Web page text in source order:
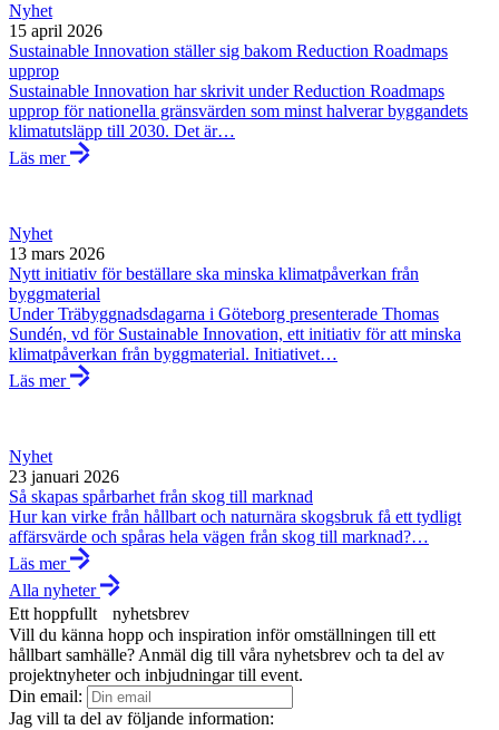
Nyhet
15 april 2026
Sustainable Innovation ställer sig bakom Reduction Roadmaps
upprop
Sustainable Innovation har skrivit under Reduction Roadmaps
upprop för nationella gränsvärden som minst halverar byggandets
klimatutsläpp till 2030. Det är…
Läs mer
Nyhet
13 mars 2026
Nytt initiativ för beställare ska minska klimatpåverkan från
byggmaterial
Under Träbyggnadsdagarna i Göteborg presenterade Thomas
Sundén, vd för Sustainable Innovation, ett initiativ för att minska
klimatpåverkan från byggmaterial. Initiativet…
Läs mer
Nyhet
23 januari 2026
Så skapas spårbarhet från skog till marknad
Hur kan virke från hållbart och naturnära skogsbruk få ett tydligt
affärsvärde och spåras hela vägen från skog till marknad?…
Läs mer
Alla nyheter
Ett hoppfullt nyhetsbrev
Vill du känna hopp och inspiration inför omställningen till ett
hållbart samhälle? Anmäl dig till våra nyhetsbrev och ta del av
projektnyheter och inbjudningar till event.
Din email:
Jag vill ta del av följande information: